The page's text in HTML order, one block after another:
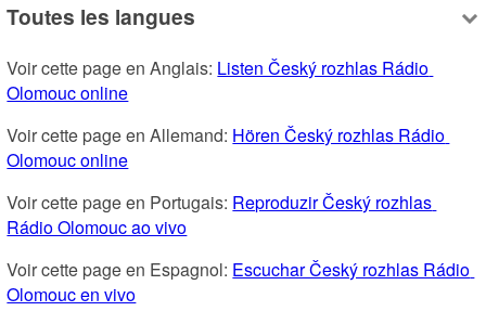
Toutes les langues
Voir cette page en Anglais: Listen Český rozhlas Rádio
Olomouc online
Voir cette page en Allemand: Hören Český rozhlas Rádio
Olomouc online
Voir cette page en Portugais: Reproduzir Český rozhlas
Rádio Olomouc ao vivo
Voir cette page en Espagnol: Escuchar Český rozhlas Rádio
Olomouc en vivo